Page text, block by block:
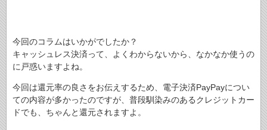
今回のコラムはいかがでしたか？
キャッシュレス決済って、よくわからないから、なかなか使うの
に戸惑いますよね。
今回は還元率の良さをお伝えするため、電子決済PayPayについ
ての内容が多かったのですが、普段馴染みのあるクレジットカー
ドでも、ちゃんと還元されますよ。